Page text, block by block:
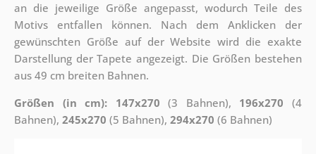
an die jeweilige Größe angepasst, wodurch Teile des
Motivs entfallen können. Nach dem Anklicken der
gewünschten Größe auf der Website wird die exakte
Darstellung der Tapete angezeigt. Die Größen bestehen
aus 49 cm breiten Bahnen.
Größen (in cm): 147x270 (3 Bahnen), 196x270 (4
Bahnen), 245x270 (5 Bahnen), 294x270 (6 Bahnen)